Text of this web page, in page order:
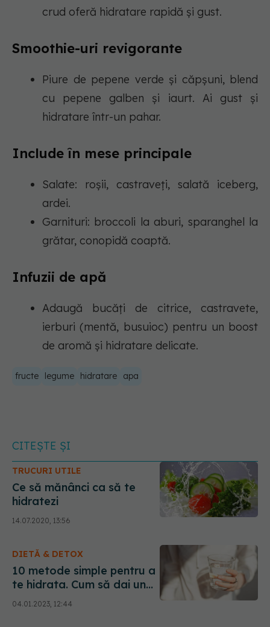
crud oferă hidratare rapidă și gust.
Smoothie-uri revigorante
Piure de pepene verde și căpșuni, blend
cu pepene galben și iaurt. Ai gust și
hidratare într-un pahar.
Include în mese principale
Salate: roșii, castraveți, salată iceberg,
ardei.
Garnituri: broccoli la aburi, sparanghel la
grătar, conopidă coaptă.
Infuzii de apă
Adaugă bucăți de citrice, castravete,
ierburi (mentă, busuioc) pentru un boost
de aromă și hidratare delicate.
fructe legume hidratare apa
CITEȘTE ȘI
TRUCURI UTILE
Ce să mănânci ca să te
hidratezi
14.07.2020, 13:56
DIETĂ & DETOX
10 metode simple pentru a
te hidrata. Cum să dai un
gust plăcut apei
04.01.2023, 12:44